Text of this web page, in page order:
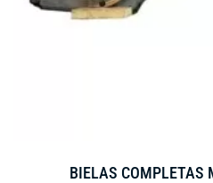
BIELAS COMPLETAS